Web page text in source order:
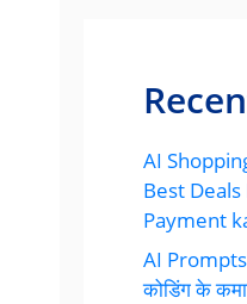
AI
Best
Payment
AI Prompts
कोडिंग के